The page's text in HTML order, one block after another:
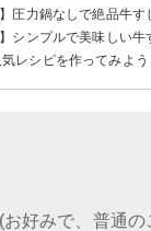
圧力鍋なしで絶品牛す
シンプルで美味しい牛
レシピを作ってみよう
お好みで、普通